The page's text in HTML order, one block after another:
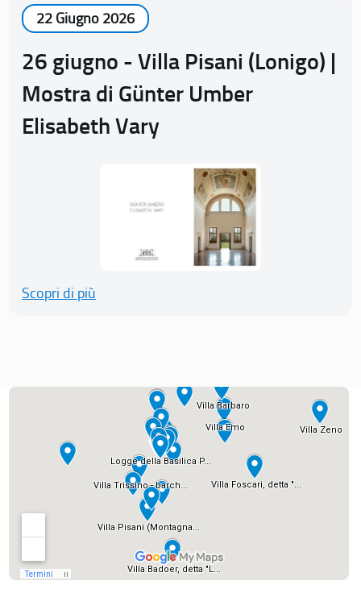
22 Giugno 2026
26 giugno - Villa Pisani (Lonigo) |
Mostra di Günter Umber
Elisabeth Vary
Scopri di più